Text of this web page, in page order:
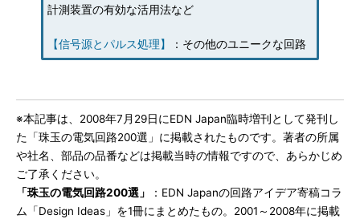
計測装置の有効な活用法など
【信号源とパルス処理】 ：その他のユニークな回路
※本記事は、2008年7月29日にEDN Japan臨時増刊として発刊し
た「珠玉の電気回路200選」に掲載されたものです。著者の所属
や社名、部品の品番などは掲載当時の情報ですので、あらかじめ
ご了承ください。
「珠玉の電気回路200選」
：EDN Japanの回路アイデア寄稿コラ
ム「Design Ideas」を1冊にまとめたもの。2001～2008年に掲載